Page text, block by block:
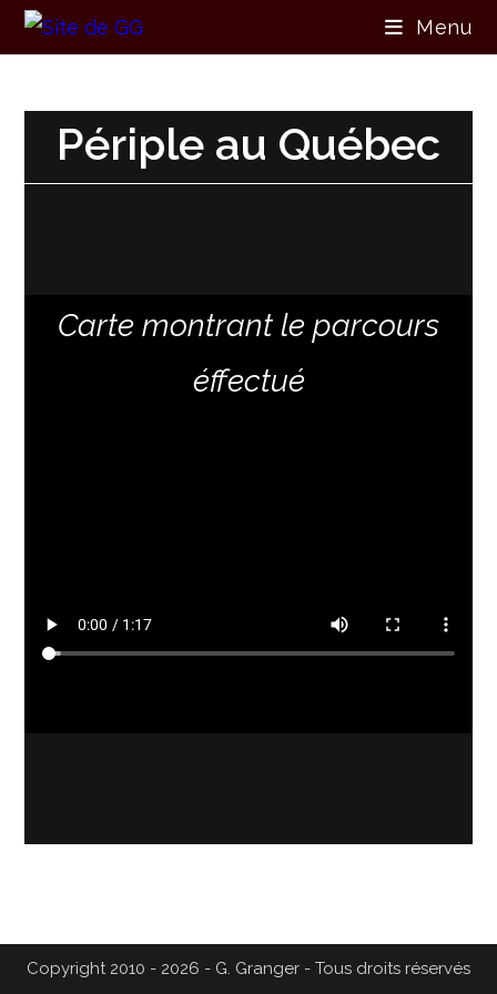
Menu
Périple au Québec
Carte montrant le parcours
éffectué
Copyright 2010 - 2026 - G. Granger - Tous droits réservés